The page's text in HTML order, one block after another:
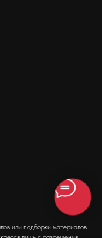
или подборки материалов